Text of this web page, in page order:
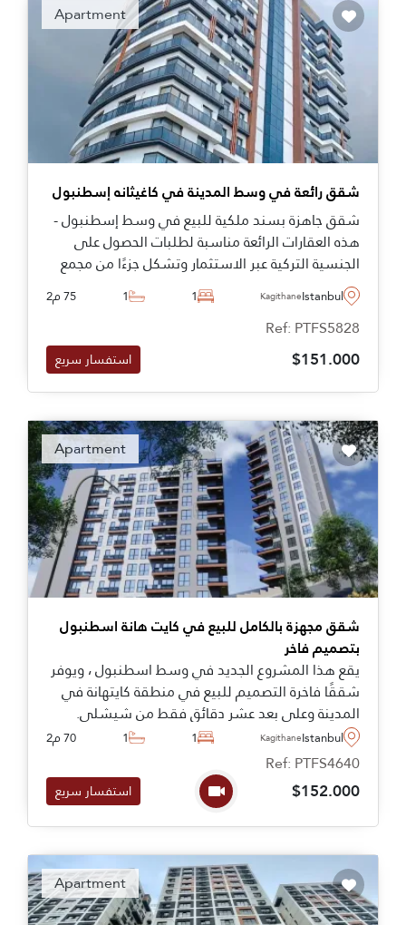
Apartment
شقق رائعة في وسط المدينة في كاغيثانه إسطنبول
شقق جاهزة بسند ملكية للبيع في وسط إسطنبول -
هذه العقارات الرائعة مناسبة لطلبات الحصول على
الجنسية التركية عبر الاستثمار وتشكل جزءًا من مجمع
متميز يضم العديد من المرافق الاجتماعية.
Istanbul
Kagithane
1
1 75 م2
Ref: PTFS5828
$151.000 استفسار سريع
Apartment
شقق مجهزة بالكامل للبيع في كايت هانة اسطنبول
بتصميم فاخر
يقع هذا المشروع الجديد في وسط اسطنبول ، ويوفر
شققًا فاخرة التصميم للبيع في منطقة كايتهانة في
المدينة وعلى بعد عشر دقائق فقط من شيشلي.
Istanbul
Kagithane
1
1 70 م2
Ref: PTFS4640
$152.000 استفسار سريع
Apartment